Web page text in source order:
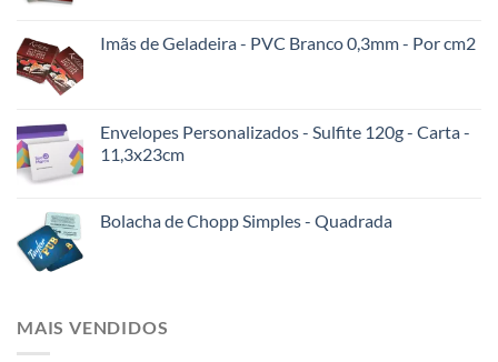
Imãs de Geladeira - PVC Branco 0,3mm - Por cm2
Envelopes Personalizados - Sulfite 120g - Carta -
11,3x23cm
Bolacha de Chopp Simples - Quadrada
MAIS VENDIDOS